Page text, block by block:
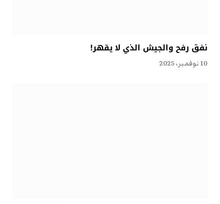
نفق رفح والجيش الذي لا يقهر!
10 نوفمبر، 2025